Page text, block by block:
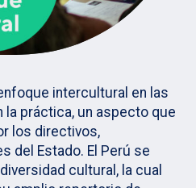
intercultural en las
práctica, un aspecto que
los directivos,
del Estado. El Perú se
cultural, la cual